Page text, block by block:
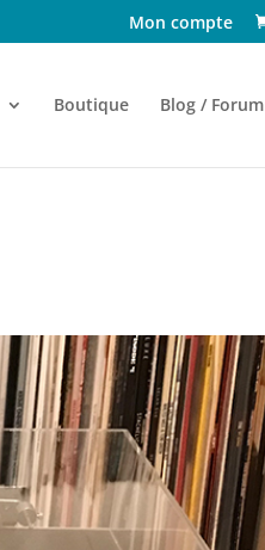
Mon compte
Boutique Blog / Forum